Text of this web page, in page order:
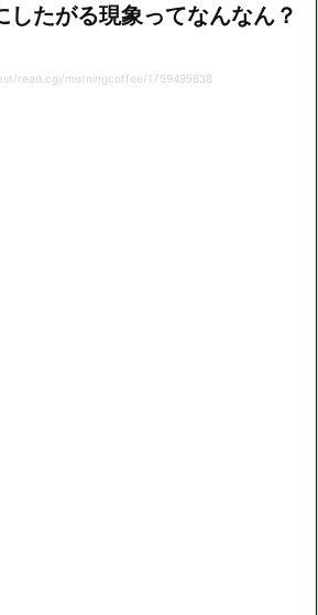
したがる現象ってなんなん？
read.cgi/morningcoffee/1759495838